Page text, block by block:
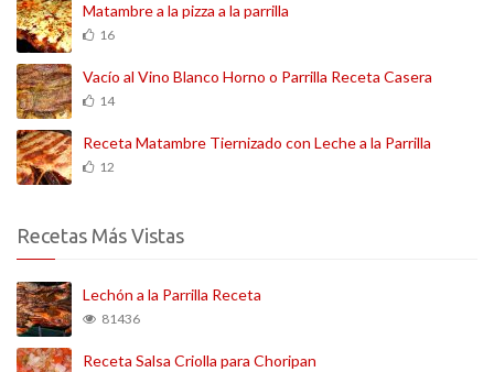
Matambre a la pizza a la parrilla
16
Vacío al Vino Blanco Horno o Parrilla Receta Casera
14
Receta Matambre Tiernizado con Leche a la Parrilla
12
Recetas Más Vistas
Lechón a la Parrilla Receta
81436
Receta Salsa Criolla para Choripan